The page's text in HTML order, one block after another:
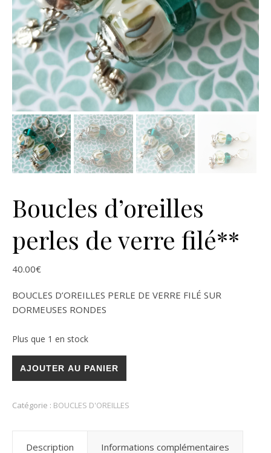
Boucles d’oreilles
perles de verre filé**
40.00€
BOUCLES D’OREILLES PERLE DE VERRE FILÉ SUR
DORMEUSES RONDES
Plus que 1 en stock
quantité de Boucles d'oreilles perles de verre filé**
AJOUTER AU PANIER
Catégorie : BOUCLES D'OREILLES
Description Informations complémentaires